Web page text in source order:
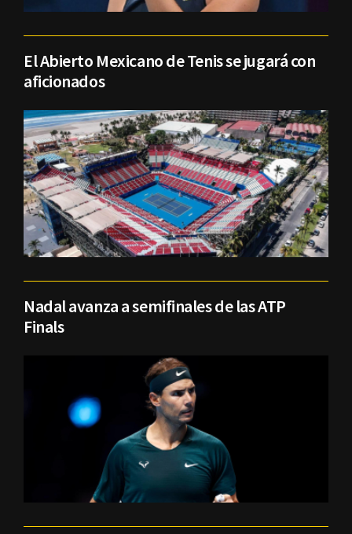
El Abierto Mexicano de Tenis se jugará con
aficionados
Nadal avanza a semifinales de las ATP
Finals